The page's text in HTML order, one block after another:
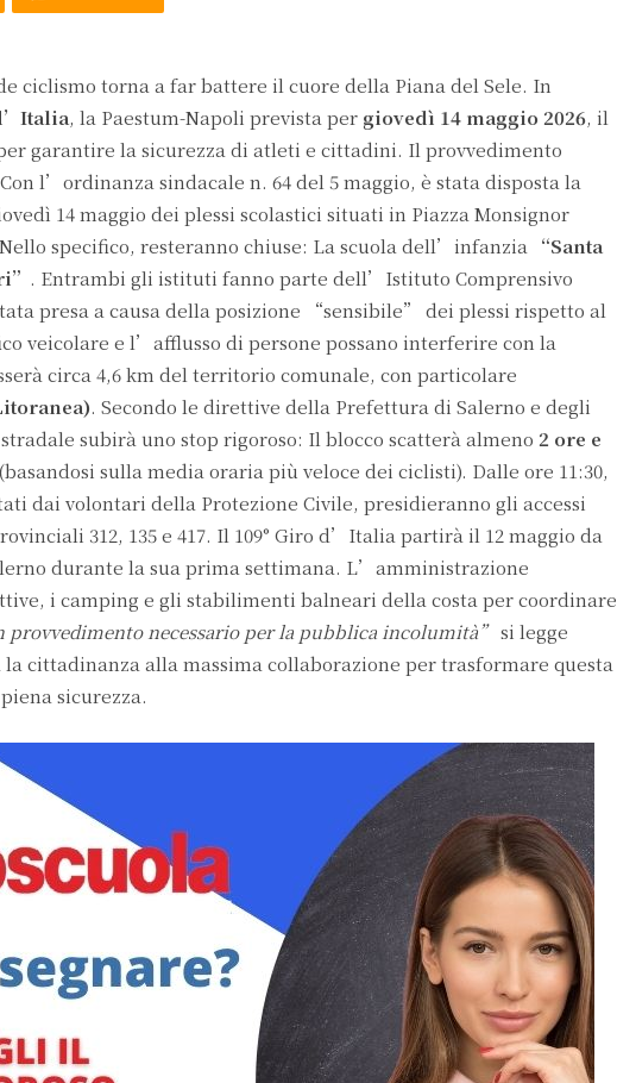
ciclismo torna a far battere il cuore della Piana del Sele. In
, la Paestum-Napoli prevista per giovedì 14 maggio 2026, il
garantire la sicurezza di atleti e cittadini. Il provvedimento
l’ordinanza sindacale n. 64 del 5 maggio, è stata disposta la
14 maggio dei plessi scolastici situati in Piazza Monsignor
specifico, resteranno chiuse: La scuola dell’infanzia
“Santa
. Entrambi gli istituti fanno parte dell’Istituto Comprensivo
presa a causa della posizione “sensibile” dei plessi rispetto al
veicolare e l’afflusso di persone possano interferire con la
circa 4,6 km del territorio comunale, con particolare
. Secondo le direttive della Prefettura di Salerno e degli
subirà uno stop rigoroso: Il blocco scatterà almeno 2 ore e
sulla media oraria più veloce dei ciclisti). Dalle ore 11:30,
dai volontari della Protezione Civile, presidieranno gli accessi
312, 135 e 417. Il 109° Giro d’Italia partirà il 12 maggio da
durante la sua prima settimana. L’amministrazione
i camping e gli stabilimenti balneari della costa per coordinare
provvedimento necessario per la pubblica incolumità” si legge
cittadinanza alla massima collaborazione per trasformare questa
sicurezza.